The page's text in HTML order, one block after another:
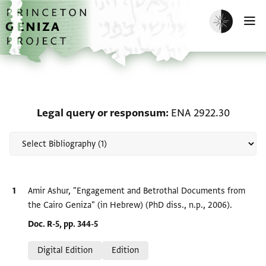
Skip to main content
home
Enable dark
Legal query or responsum ENA 2922.30
Bibliographic citation
Amir Ashur, "Engagement and Betrothal Documents from
the Cairo Geniza‎" (in Hebrew) (PhD diss., n.p., 2006).
Location in source
Doc. R-5, pp. 344-5
Digital Edition
Edition